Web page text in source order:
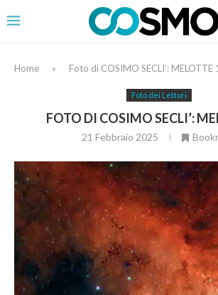
Home » Foto di COSIMO SECLI’: MELOTTE
Foto dei Lettori
FOTO DI COSIMO SECLI’:
21 Febbraio 2025